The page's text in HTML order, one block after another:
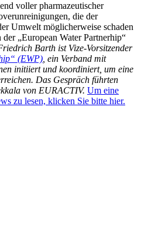
voller pharmazeutischer
die der
Umwelt möglicherweise schaden
„European Water Partnerhip“
Barth ist Vize-Vorsitzender
(EWP) , ein Verband mit
initiiert und koordiniert, um eine
Das Gespräch führten
von EURACTIV. Um eine
zu lesen, klicken Sie bitte hier.